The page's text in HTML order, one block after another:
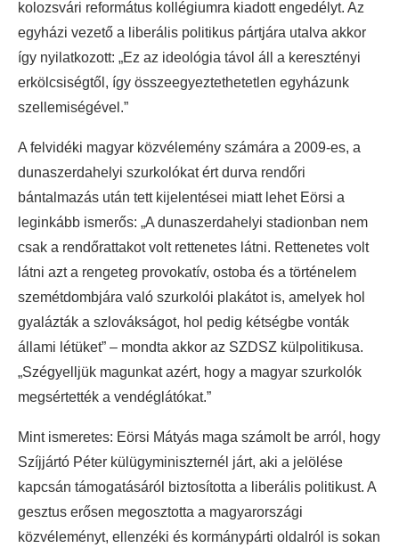
kolozsvári református kollégiumra kiadott engedélyt. Az
egyházi vezető a liberális politikus pártjára utalva akkor
így nyilatkozott: „Ez az ideológia távol áll a keresztényi
erkölcsiségtől, így összeegyeztethetetlen egyházunk
szellemiségével.”
A felvidéki magyar közvélemény számára a 2009-es, a
dunaszerdahelyi szurkolókat ért durva rendőri
bántalmazás után tett kijelentései miatt lehet Eörsi a
leginkább ismerős: „A dunaszerdahelyi stadionban nem
csak a rendőrattakot volt rettenetes látni. Rettenetes volt
látni azt a rengeteg provokatív, ostoba és a történelem
szemétdombjára való szurkolói plakátot is, amelyek hol
gyalázták a szlovákságot, hol pedig kétségbe vonták
állami létüket” – mondta akkor az SZDSZ külpolitikusa.
„Szégyelljük magunkat azért, hogy a magyar szurkolók
megsértették a vendéglátókat.”
Mint ismeretes: Eörsi Mátyás maga számolt be arról, hogy
Szíjjártó Péter külügyminiszternél járt, aki a jelölése
kapcsán támogatásáról biztosította a liberális politikust. A
gesztus erősen megosztotta a magyarországi
közvéleményt, ellenzéki és kormánypárti oldalról is sokan